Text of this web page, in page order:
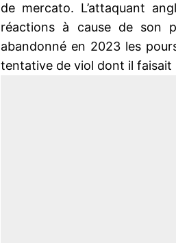
de mercato. L’attaquant
réactions à cause de son
abandonné en 2023 les
tentative de viol dont il faisait